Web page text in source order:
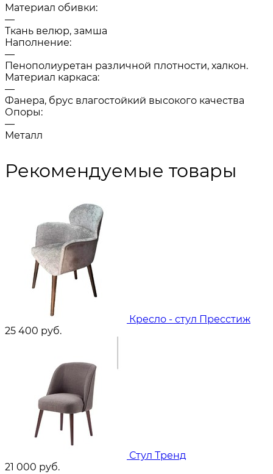
Материал обивки:
—
Ткань велюр, замша
Наполнение:
—
Пенополиуретан различной плотности, халкон.
Материал каркаса:
—
Фанера, брус влагостойкий высокого качества
Опоры:
—
Металл
Рекомендуемые товары
Кресло - стул Пресстиж
25 400 руб.
Стул Тренд
21 000 руб.